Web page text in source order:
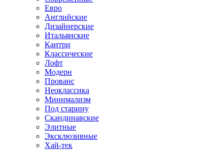
Евро
Английские
Дизайнерские
Итальянские
Кантри
Классические
Лофт
Модерн
Прованс
Неоклассика
Минимализм
Под старину
Скандинавские
Элитные
Эксклюзивные
Хай-тек